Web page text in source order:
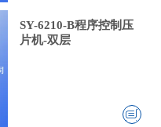
SY-6210-B程序控制压
片机-双层